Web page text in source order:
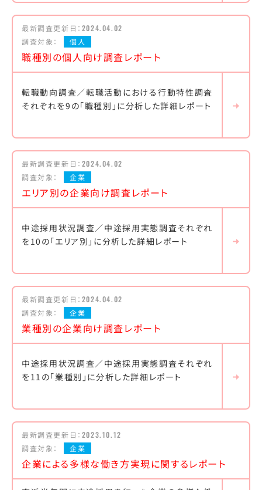
最新調査更新日： 2024.04.02
調査対象：
個人
職種別の個人向け調査レポート
転職動向調査／転職活動における行動特性調査
それぞれを9の「職種別」に分析した詳細レポート
最新調査更新日： 2024.04.02
調査対象：
企業
エリア別の企業向け調査レポート
中途採用状況調査／中途採用実態調査それぞれ
を10の「エリア別」に分析した詳細レポート
最新調査更新日： 2024.04.02
調査対象：
企業
業種別の企業向け調査レポート
中途採用状況調査／中途採用実態調査それぞれ
を11の「業種別」に分析した詳細レポート
最新調査更新日： 2023.10.12
調査対象：
企業
企業による多様な働き方実現に関するレポート